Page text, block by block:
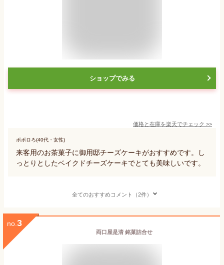
ショップでみる
価格と在庫を楽天でチェック >>
ポポロろ(40代・女性)
来客用のお茶菓子に御用邸チーズケーキがおすすめです。し
っとりとしたベイクドチーズケーキでとても美味しいです。
全てのおすすめコメント（2件）
no. 3
両口屋是清 銘菓詰合せ